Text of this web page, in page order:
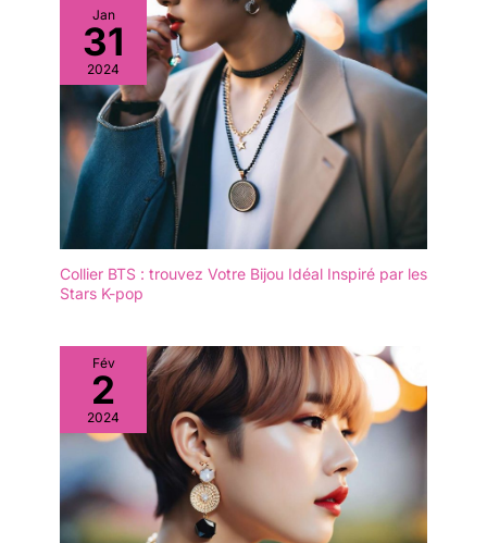
Jan
31
2024
Collier BTS : trouvez Votre Bijou Idéal Inspiré par les
Stars K-pop
Fév
2
2024